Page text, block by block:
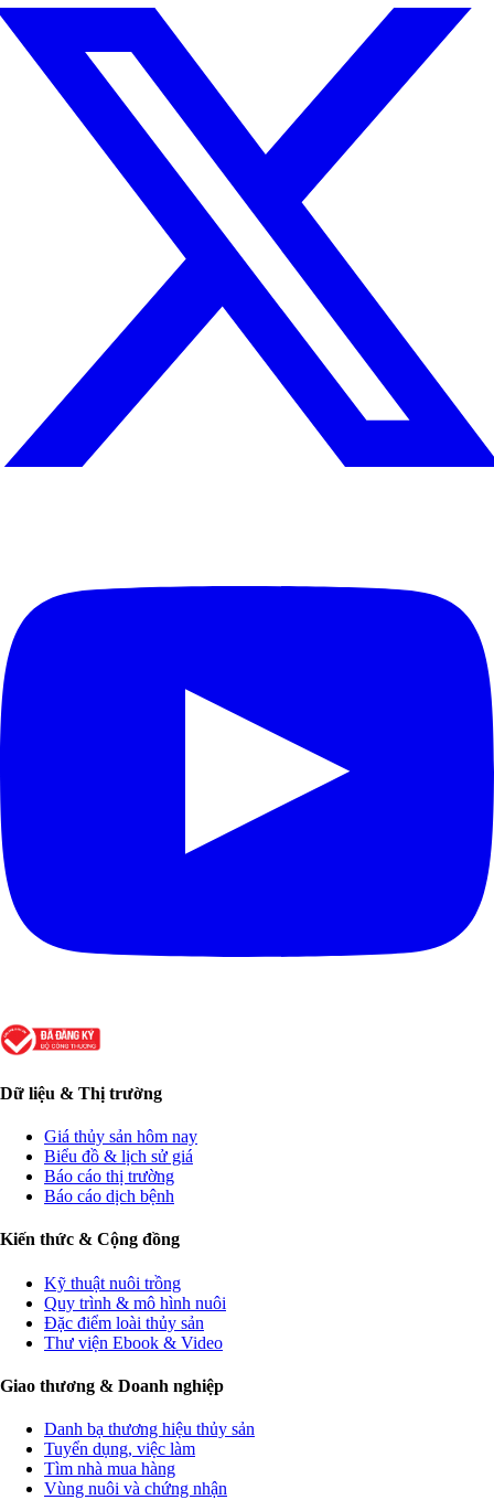
Dữ liệu & Thị trường
Giá thủy sản hôm nay
Biểu đồ & lịch sử giá
Báo cáo thị trường
Báo cáo dịch bệnh
Kiến thức & Cộng đồng
Kỹ thuật nuôi trồng
Quy trình & mô hình nuôi
Đặc điểm loài thủy sản
Thư viện Ebook & Video
Giao thương & Doanh nghiệp
Danh bạ thương hiệu thủy sản
Tuyển dụng, việc làm
Tìm nhà mua hàng
Vùng nuôi và chứng nhận